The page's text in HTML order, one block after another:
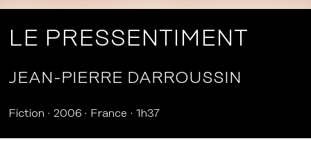
LE PRESSENTIMENT
JEAN-PIERRE DARROUSSIN
Fiction 2006 France 1h37